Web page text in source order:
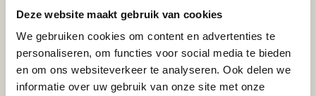
Deze website maakt gebruik van cookies
We gebruiken cookies om content en advertenties te
personaliseren, om functies voor social media te bieden
en om ons websiteverkeer te analyseren. Ook delen we
informatie over uw gebruik van onze site met onze
gemeld. We hebben een signaleringsfunctie. Wij
moeten stellen. Zo kom je erachter of het verhaal van
een ondernemer klopt.’